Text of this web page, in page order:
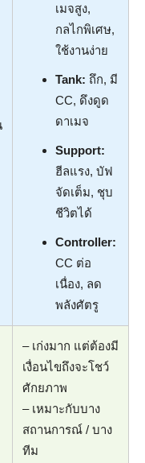
เมจสูง,
กลไกพิเศษ,
ใช้งานง่าย
Tank: ถึก, มี
CC, ดึงดูด
ดาเมจ
Support:
ฮีลแรง, บัฟ
จัดเต็ม, ชุบ
ชีวิตได้
Controller:
CC ต่อ
เนื่อง, ลด
พลังศัตรู
– เก่งมาก แต่ต้องมี
เงื่อนไขถึงจะโชว์
ศักยภาพ
– เหมาะกับบาง
สถานการณ์ / บาง
ทีม